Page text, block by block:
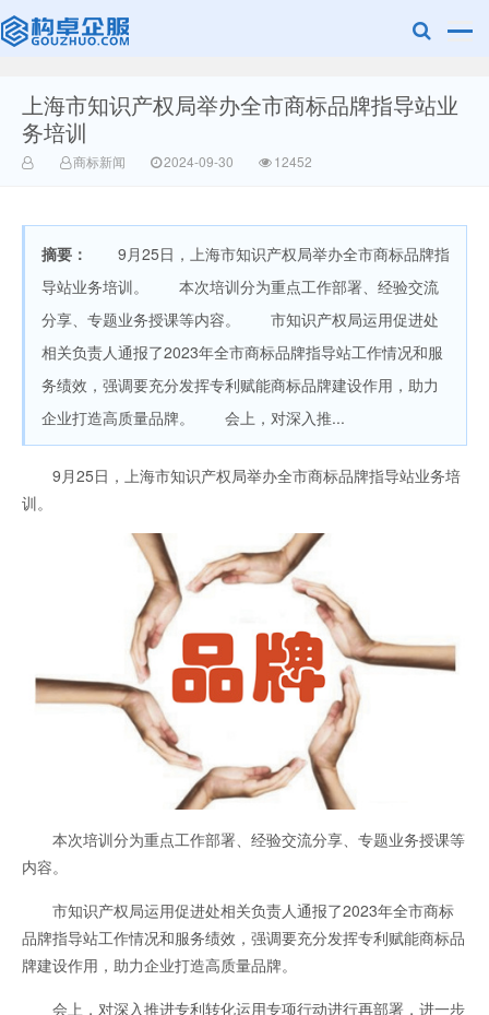
赣州乐融知识
产权有限公司
上海市知识产权局举办全市商标品牌指导站业
务培训
商标新闻 2024-09-30 12452
摘要：
9月25日，上海市知识产权局举办全市商标品牌指
导站业务培训。 本次培训分为重点工作部署、经验交流
分享、专题业务授课等内容。 市知识产权局运用促进处
相关负责人通报了2023年全市商标品牌指导站工作情况和服
务绩效，强调要充分发挥专利赋能商标品牌建设作用，助力
企业打造高质量品牌。 会上，对深入推...
9月25日，上海市知识产权局举办全市商标品牌指导站业务培
训。
本次培训分为重点工作部署、经验交流分享、专题业务授课等
内容。
市知识产权局运用促进处相关负责人通报了2023年全市商标
品牌指导站工作情况和服务绩效，强调要充分发挥专利赋能商标品
牌建设作用，助力企业打造高质量品牌。
会上，对深入推进专利转化运用专项行动进行再部署，进一步